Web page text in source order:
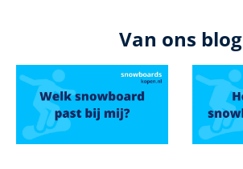
Van ons blog